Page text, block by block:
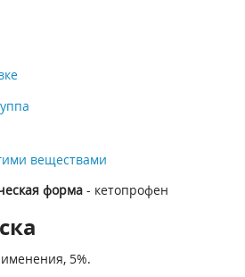
веществами
форма - кетопрофен
5%.